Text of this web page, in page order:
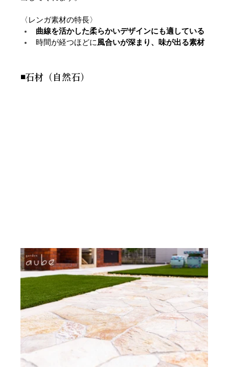
〈レンガ素材の特長〉
曲線を活かした柔らかいデザインにも適している
時間が経つほどに 風合いが深まり、味が出る素材
◾️石材（自然石）